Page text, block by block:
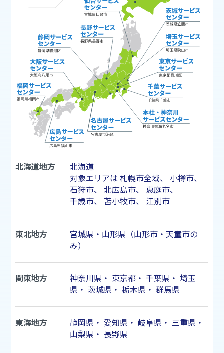
北海道地方
北海道
対象エリアは 札幌市全域、 小樽市、
石狩市、 北広島市、 恵庭市、
千歳市、 苫小牧市、 江別市
東北地方
宮城県・山形県（山形市・天童市の
み）
関東地方 神奈川県 ・ 東京都・ 千葉県 ・ 埼玉
県 ・ 茨城県 ・ 栃木県 ・ 群馬県
東海地方 静岡県 ・ 愛知県 ・ 岐阜県 ・ 三重県 ・
山梨県 ・ 長野県